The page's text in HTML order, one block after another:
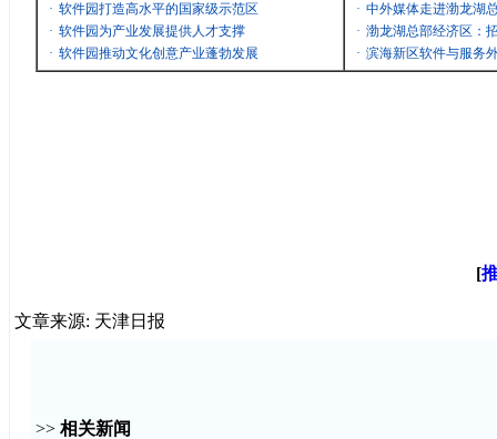
· 软件园打造高水平的国家级示范区
· 软件园为产业发展提供人才支撑
· 软件园推动文化创意产业蓬勃发展
· 中外媒体走进渤龙湖
· 渤龙湖总部经济区：
· 滨海新区软件与服务
[
文章来源: 天津日报
>> 相关新闻